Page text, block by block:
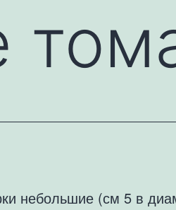
небольшие (см 5 в